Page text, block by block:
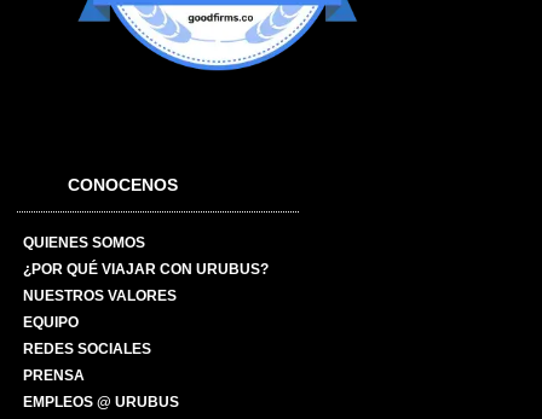
CONOCENOS
QUIENES SOMOS
¿POR QUÉ VIAJAR CON URUBUS?
NUESTROS VALORES
EQUIPO
REDES SOCIALES
PRENSA
EMPLEOS @ URUBUS